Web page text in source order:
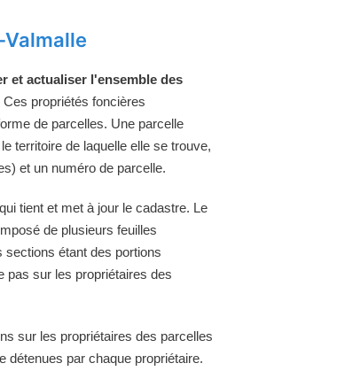
et actualiser l'ensemble des
Ces propriétés foncières
de parcelles. Une parcelle
territoire de laquelle elle se trouve,
et un numéro de parcelle.
tient et met à jour le cadastre. Le
de plusieurs feuilles
étant des portions
pas sur les propriétaires des
sur les propriétaires des parcelles
détenues par chaque propriétaire.